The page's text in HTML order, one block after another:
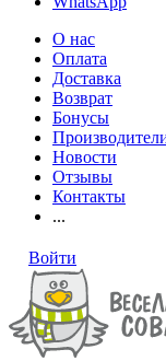
О нас
Оплата
Доставка
Возврат
Бонусы
Новости
Отзывы
Контакты
...
Войти